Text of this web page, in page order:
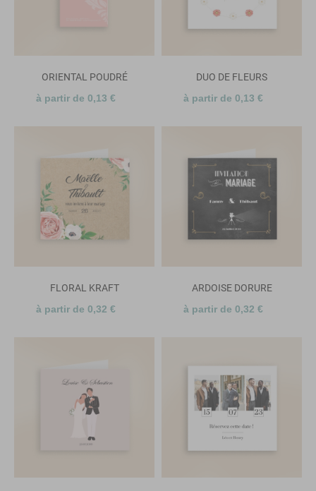
ORIENTAL POUDRÉ
à partir de 0,13 €
DUO DE FLEURS
à partir de 0,13 €
FLORAL KRAFT
à partir de 0,32 €
ARDOISE DORURE
à partir de 0,32 €